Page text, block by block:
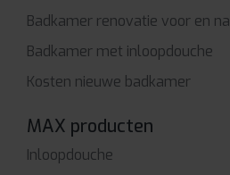
Badkamer renovatie voor en na
Badkamer met inloopdouche
Kosten nieuwe badkamer
MAX producten
Inloopdouche